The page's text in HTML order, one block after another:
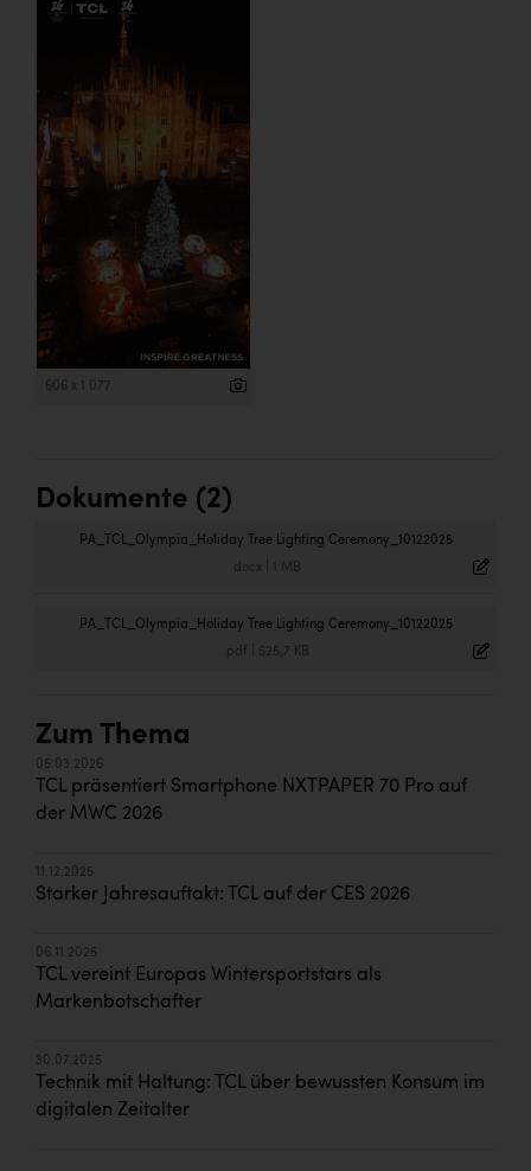
606 x 1 077
Dokumente (2)
PA_TCL_Olympia_Holiday Tree Lighting Ceremony_10122025
.docx 1 MB
PA_TCL_Olympia_Holiday Tree Lighting Ceremony_10122025
.pdf 525,7 KB
Zum Thema
05.03.2026
TCL präsentiert Smartphone NXTPAPER 70 Pro auf
der MWC 2026
11.12.2025
Starker Jahresauftakt: TCL auf der CES 2026
06.11.2025
TCL vereint Europas Wintersportstars als
Markenbotschafter
30.07.2025
Technik mit Haltung: TCL über bewussten Konsum im
digitalen Zeitalter